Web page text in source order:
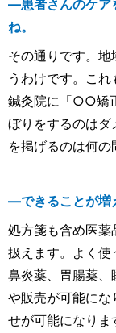
―患者さんのケア
ね。
その通りです。
うわけです。こ
鍼灸院に「○○矯
ぼりをするのはダ
を掲げるのは何の
―できることが増
処方箋も含め医薬
扱えます。よく
鼻炎薬、胃腸薬、
や販売が可能にな
せが可能になりま